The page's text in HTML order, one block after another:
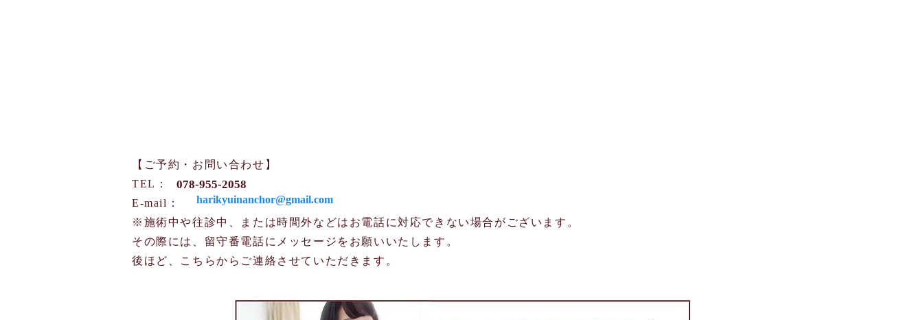
【ご予約・お問い合わせ】
TEL：
​​E-mail：
※施術中や往診中、または時間外などはお電話に対応できない場合がございます。
その際には、留守番電話にメッセージをお願いいたします。
後ほど、こちらからご連絡させていただきます。
harikyuinanchor@gmail.com
078-955-2058